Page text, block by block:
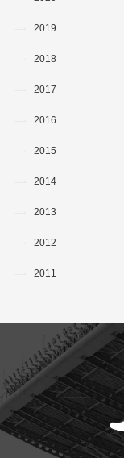
2019
2018
2017
2016
2015
2014
2013
2012
2011